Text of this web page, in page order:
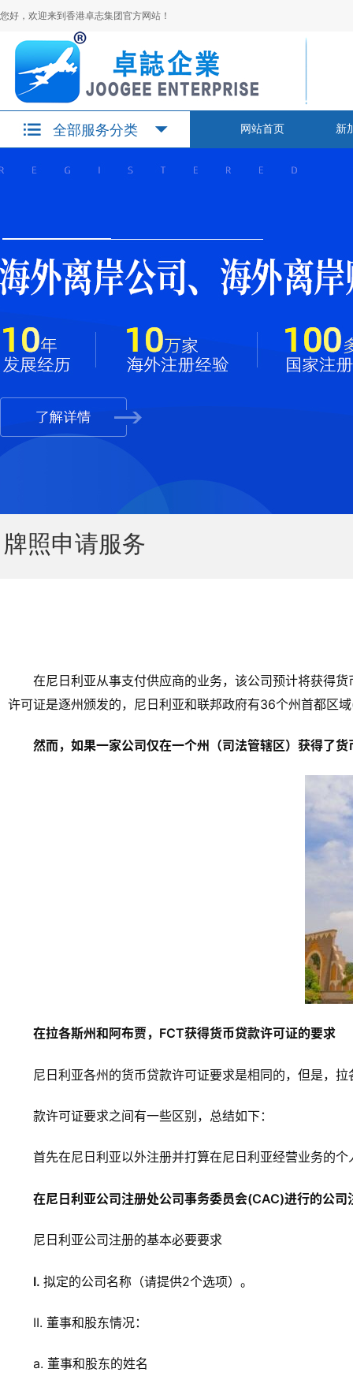
您好，欢迎来到香港卓志集团官方网站！
全部服务分类 网站首页 新
牌照申请服务
在尼日利亚从事支付供应商的业务，该公司预计将获得
许可证是逐州颁发的，尼日利亚和联邦政府有36个州首都区
然而，如果一家公司仅在一个州（司法管辖区）获得了
在拉各斯州和阿布贾，FCT获得货币贷款许可证的要求
尼日利亚各州的货币贷款许可证要求是相同的，但是，
款许可证要求之间有一些区别，总结如下：
首先在尼日利亚以外注册并打算在尼日利亚经营业务的
在尼日利亚公司注册处公司事务委员会(CAC)进行的公司
尼日利亚公司注册的基本必要要求
I. 拟定的公司名称（请提供2个选项）。
II. 董事和股东情况：
a. 董事和股东的姓名